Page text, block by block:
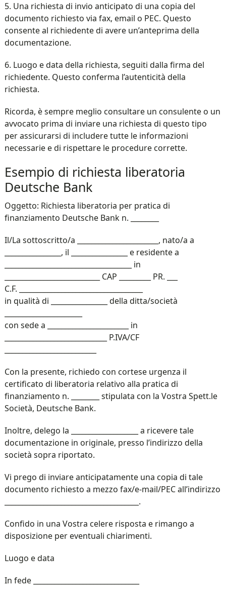
5. Una richiesta di invio anticipato di una copia del
documento richiesto via fax, email o PEC. Questo
consente al richiedente di avere un’anteprima della
documentazione.
6. Luogo e data della richiesta, seguiti dalla firma del
richiedente. Questo conferma l’autenticità della
richiesta.
Ricorda, è sempre meglio consultare un consulente o un
avvocato prima di inviare una richiesta di questo tipo
per assicurarsi di includere tutte le informazioni
necessarie e di rispettare le procedure corrette.
Esempio di richiesta liberatoria
Deutsche Bank
Oggetto: Richiesta liberatoria per pratica di
finanziamento Deutsche Bank n. ________
Il/La sottoscritto/a _______________________, nato/a a
________________, il ________________ e residente a
____________________________________ in
___________________________ CAP _________ PR. ___
C.F. ___________________________________
in qualità di ________________ della ditta/società
con sede a _______________________ in
_____________________________ P.IVA/CF
Con la presente, richiedo con cortese urgenza il
certificato di liberatoria relativo alla pratica di
finanziamento n. ________ stipulata con la Vostra Spett.le
Società, Deutsche Bank.
Inoltre, delego la ___________________ a ricevere tale
documentazione in originale, presso l’indirizzo della
società sopra riportato.
Vi prego di inviare anticipatamente una copia di tale
documento richiesto a mezzo fax/e-mail/PEC all’indirizzo
______________________________________.
Confido in una Vostra celere risposta e rimango a
disposizione per eventuali chiarimenti.
Luogo e data
In fede ______________________________